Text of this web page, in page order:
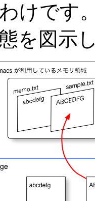
けです
を図示